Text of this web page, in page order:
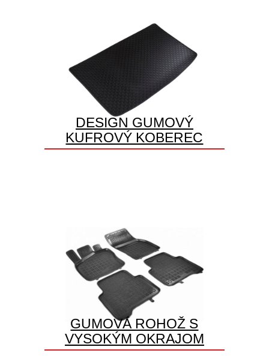
DESIGN GUMOVÝ
KUFROVÝ KOBEREC
GUMOVÁ ROHOŽ S
VYSOKÝM OKRAJOM